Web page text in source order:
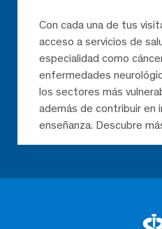
Con cada una de tus
acceso a servicios de
especialidad como
enfermedades
los sectores más
además de contribuir en
enseñanza. Descubre